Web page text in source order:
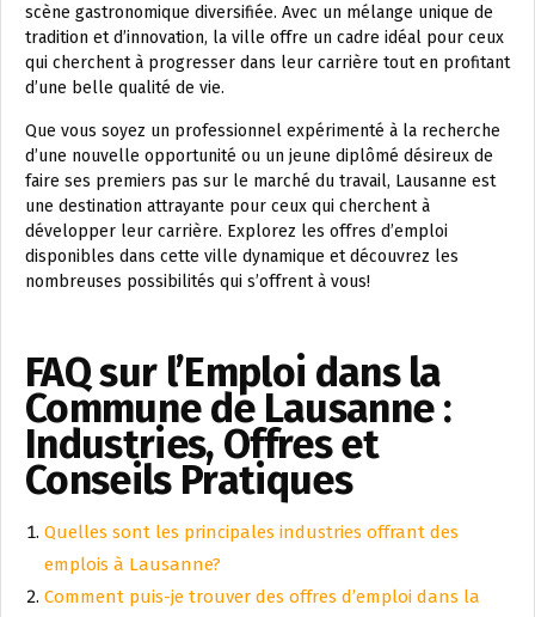
scène gastronomique diversifiée. Avec un mélange unique de
tradition et d’innovation, la ville offre un cadre idéal pour ceux
qui cherchent à progresser dans leur carrière tout en profitant
d’une belle qualité de vie.
Que vous soyez un professionnel expérimenté à la recherche
d’une nouvelle opportunité ou un jeune diplômé désireux de
faire ses premiers pas sur le marché du travail, Lausanne est
une destination attrayante pour ceux qui cherchent à
développer leur carrière. Explorez les offres d’emploi
disponibles dans cette ville dynamique et découvrez les
nombreuses possibilités qui s’offrent à vous!
FAQ sur l’Emploi dans la
Commune de Lausanne :
Industries, Offres et
Conseils Pratiques
Quelles sont les principales industries offrant des
emplois à Lausanne?
Comment puis-je trouver des offres d’emploi dans la